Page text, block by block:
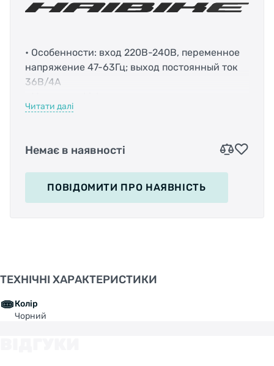
• Особенности: вход 220В-240В, переменное
напряжение 47-63Гц; выход постоянный ток
36В/4А
• Размер: ДхШхВ(мм) 190х86х54
• Модельный год: от 2014
• Цвет: черный
Читати далі
Немає в наявності
ПОВІДОМИТИ ПРО НАЯВНІСТЬ
ТЕХНІЧНІ ХАРАКТЕРИСТИКИ
Колір
Чорний